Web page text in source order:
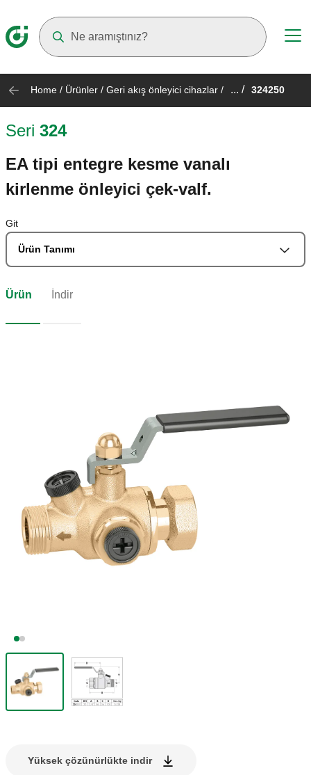
Home / Ürünler / Geri akış önleyici cihazlar / ... / 324250
Seri 324
EA tipi entegre kesme vanalı
kirlenme önleyici çek-valf.
Git
Ürün Tanımı
Ürün İndir
Yüksek çözünürlükte indir